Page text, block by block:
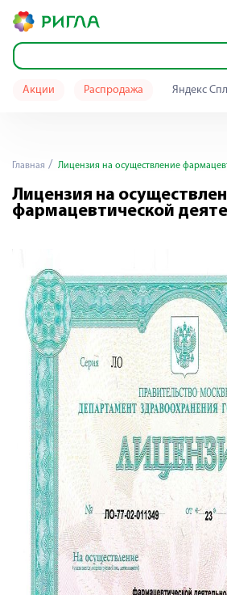
Акции Распродажа Яндекс
Главная Лицензия на осуществление
Лицензия на
фармацевтической